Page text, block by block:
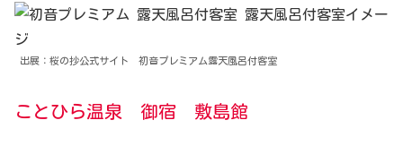
出展：桜の抄公式サイト 初音プレミアム露天風呂付客室
ことひら温泉 御宿 敷島館